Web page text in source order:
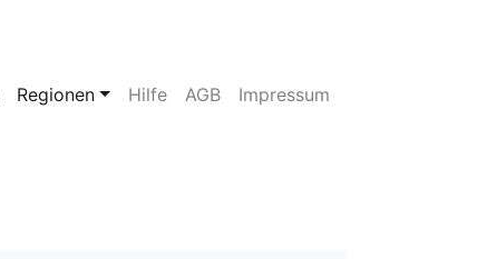
Regionen Hilfe AGB Impressum